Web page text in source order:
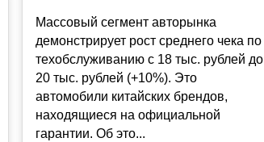
Массовый сегмент авторынка
демонстрирует рост среднего чека по
техобслуживанию с 18 тыс. рублей до
20 тыс. рублей (+10%). Это
автомобили китайских брендов,
находящиеся на официальной
гарантии. Об это...